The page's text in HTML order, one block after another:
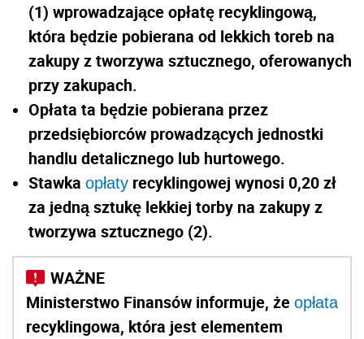
(1) wprowadzające opłatę recyklingową,
która będzie pobierana od lekkich toreb na
zakupy z tworzywa sztucznego, oferowanych
przy zakupach.
Opłata ta będzie pobierana przez
przedsiębiorców prowadzących jednostki
handlu detalicznego lub hurtowego.
Stawka opłaty recyklingowej wynosi 0,20 zł
za jedną sztukę lekkiej torby na zakupy z
tworzywa sztucznego (2).
Ministerstwo Finansów informuje, że opłata
recyklingowa, która jest elementem